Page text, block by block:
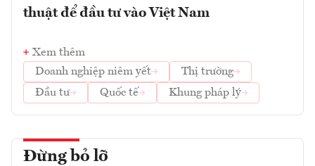
thuật để đầu tư vào Việt Nam
Xem thêm
Doanh nghiệp niêm yết
Thị trường
Đầu tư
Quốc tế Khung pháp lý
Đừng bỏ lỡ